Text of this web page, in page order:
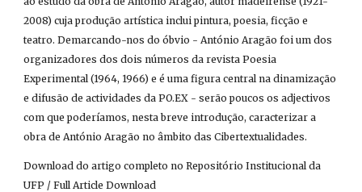
2008) cuja produção artística inclui pintura, poesia, ficção e
teatro. Demarcando-nos do óbvio - António Aragão foi um dos
organizadores dos dois números da revista Poesia
Experimental (1964, 1966) e é uma figura central na dinamização
e difusão de actividades da PO.EX - serão poucos os adjectivos
com que poderíamos, nesta breve introdução, caracterizar a
obra de António Aragão no âmbito das Cibertextualidades.
Download do artigo completo no Repositório Institucional da
UFP / Full Article Download